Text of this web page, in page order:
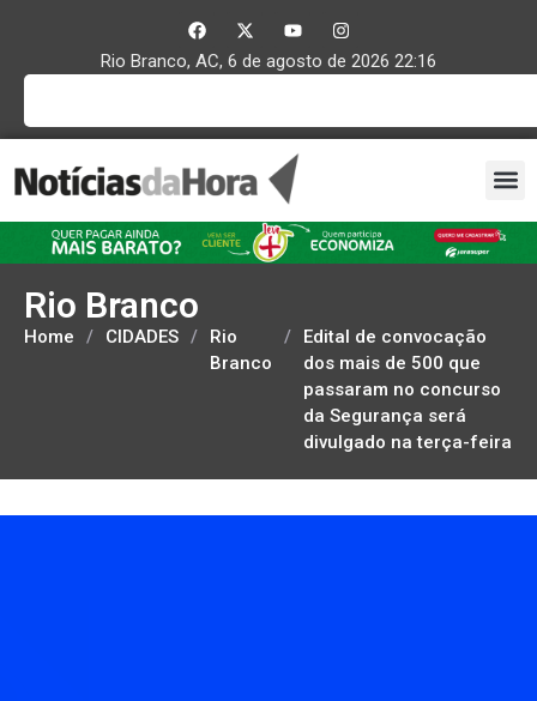
Rio Branco, AC, 6 de agosto de 2026 22:16
Rio Branco
Home / CIDADES /
Rio
Branco
/
Edital de convocação
dos mais de 500 que
passaram no concurso
da Segurança será
divulgado na terça-feira